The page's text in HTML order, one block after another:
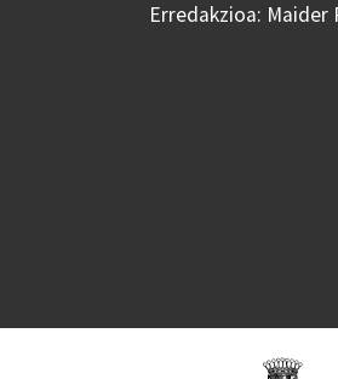
Erredakzioa: Maider